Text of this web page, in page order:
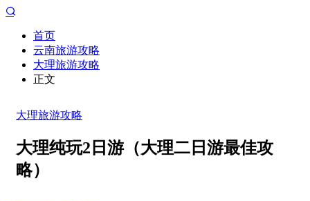
首页
云南旅游攻略
大理旅游攻略
正文
大理旅游攻略
大理纯玩2日游（大理二日游最佳攻
略）